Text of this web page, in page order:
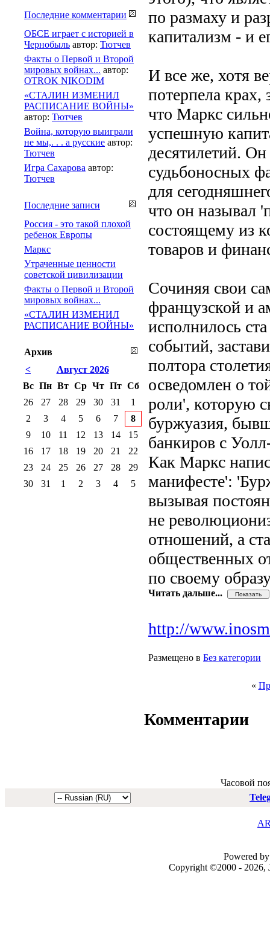
по размаху и
капитализм - и
И все же, хотя
потерпела
что Маркс
успешную
десятилетий.
судьбоносных
для
что он называл
состоящему из
товаров и
Сочиняя свои
французской и
исполнилось
событий,
полтора
осведомлен о
роли', которую
буржуазия,
банкиров с
Как Маркс
манифесте':
вызывая
не
отношений, а
общественных
по своему
Читать дальше...
http://
Размещено в Без категории
«
Комментарии
Последние комментарии
ОБСЕ играет с историей в
Чернобыль автор: Тютчев
Факты о Первой и Второй
мировых войнах... автор:
OTROK NIKODIM
«СТАЛИН ИЗМЕНИЛ
РАСПИСАНИЕ ВОЙНЫ»
автор: Тютчев
Война, которую выиграли
не мы,. . . а русские автор:
Тютчев
Игра Сахарова автор:
Тютчев
Последние записи
Россия - это такой плохой
ребенок Европы
Маркс
Утраченные ценности
советской цивилизации
Факты о Первой и Второй
мировых войнах...
«СТАЛИН ИЗМЕНИЛ
РАСПИСАНИЕ ВОЙНЫ»
Архив
<
Август 2026
Вс Пн Вт Ср Чт Пт Сб
26
27 28 29 30 31
1
2
3 4 5 6 7
8
9
10 11 12 13 14
15
16
17 18 19 20 21
22
23
24 25 26 27 28
29
30
31 1 2 3 4 5
Часовой
Powered
Copyright ©2000 - 2026,